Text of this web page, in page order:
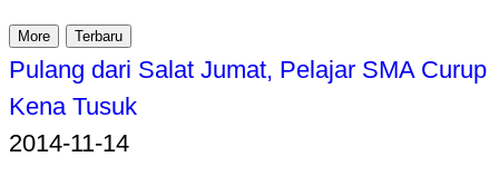
More Terbaru
Pulang dari Salat Jumat, Pelajar SMA Curup
Kena Tusuk
2014-11-14